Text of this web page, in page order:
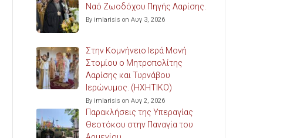
Ναό Ζωοδόχου Πηγής Λαρίσης.
By imlarisis on Αυγ 3, 2026
Στην Κομνήνειο Ιερά Μονή
Στομίου ο Μητροπολίτης
Λαρίσης και Τυρνάβου
Ιερώνυμος. (ΗΧΗΤΙΚΟ)
By imlarisis on Αυγ 2, 2026
Παρακλήσεις της Υπεραγίας
Θεοτόκου στην Παναγία του